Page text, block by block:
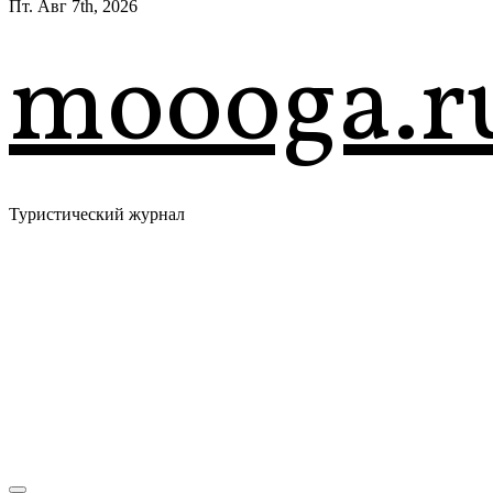
Пт. Авг 7th, 2026
Туристический журнал